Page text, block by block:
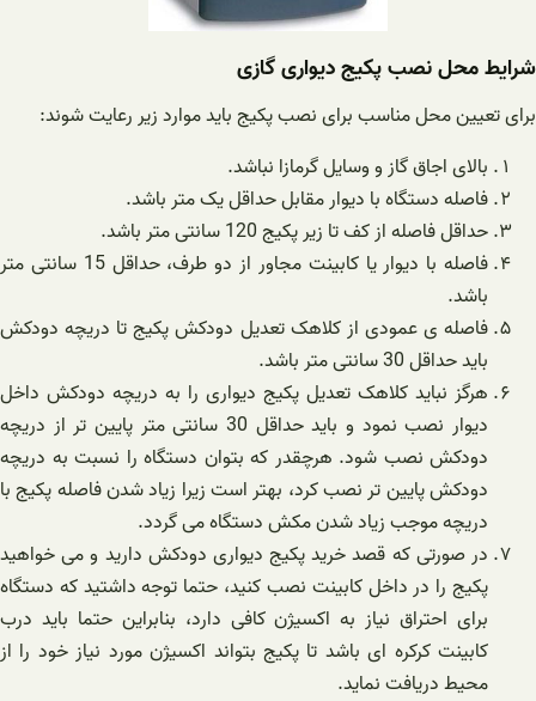
شرایط محل نصب پکیج دیواری گازی
برای تعیین محل مناسب برای نصب پکیج باید موارد زیر رعایت شوند:
بالای اجاق گاز و وسایل گرمازا نباشد.
فاصله دستگاه با دیوار مقابل حداقل یک متر باشد.
حداقل فاصله از کف تا زیر پکیج 120 سانتی متر باشد.
فاصله با دیوار یا کابینت مجاور از دو طرف، حداقل 15 سانتی متر
باشد.
فاصله ی عمودی از کلاهک تعدیل دودکش پکیج تا دریچه دودکش
باید حداقل 30 سانتی متر باشد.
هرگز نباید کلاهک تعدیل پکیج دیواری را به دریچه دودکش داخل
دیوار نصب نمود و باید حداقل 30 سانتی متر پایین تر از دریچه
دودکش نصب شود. هرچقدر که بتوان دستگاه را نسبت به دریچه
دودکش پایین تر نصب کرد، بهتر است زیرا زیاد شدن فاصله پکیج با
دریچه موجب زیاد شدن مکش دستگاه می گردد.
در صورتی که قصد خرید پکیج دیواری دودکش دارید و می خواهید
پکیج را در داخل کابینت نصب کنید، حتما توجه داشتید که دستگاه
برای احتراق نیاز به اکسیژن کافی دارد، بنابراین حتما باید درب
کابینت کرکره ای باشد تا پکیج بتواند اکسیژن مورد نیاز خود را از
محیط دریافت نماید.